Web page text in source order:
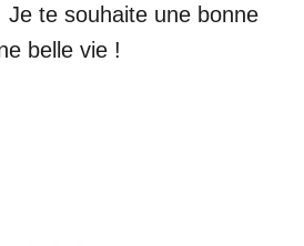
Je te souhaite une bonne
belle vie !